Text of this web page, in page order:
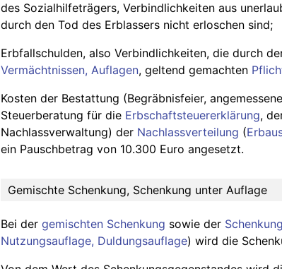
des Sozialhilfeträgers, Verbindlichkeiten aus
durch den Tod des Erblassers nicht erloschen sind;
Erbfallschulden, also Verbindlichkeiten, die durch
Vermächtnissen, Auflagen, geltend gemachten
Kosten der Bestattung (Begräbnisfeier,
Steuerberatung für die Erbschaftsteuererklärung,
Nachlassverwaltung) der Nachlassverteilung (
ein Pauschbetrag von 10.300 Euro angesetzt.
Gemischte Schenkung, Schenkung unter Auflage
Bei der gemischten Schenkung sowie der
Nutzungsauflage, Duldungsauflage) wird die